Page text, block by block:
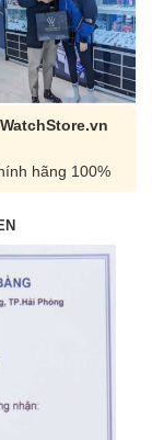
hãng 100%